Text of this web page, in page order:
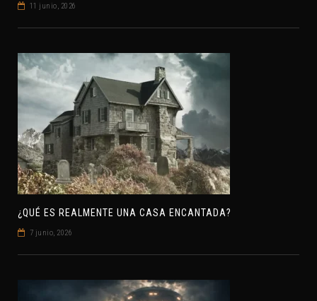
11 junio, 2026
¿QUÉ ES REALMENTE UNA CASA ENCANTADA?
7 junio, 2026